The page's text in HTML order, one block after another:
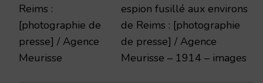
espion fusillé aux environs
de Reims : [photographie
de presse] / Agence
Meurisse – 1914 – images